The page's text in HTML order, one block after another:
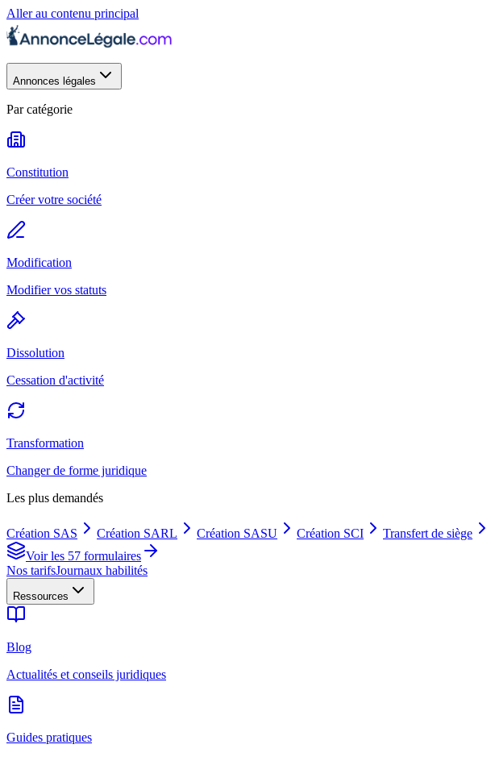
Aller au contenu principal
Annonces légales
Par catégorie
Constitution
Créer votre société
Modification
Modifier vos statuts
Dissolution
Cessation d'activité
Transformation
Changer de forme juridique
Les plus demandés
Création SAS Création SARL Création SASU Création SCI Transfert de siège
Voir les 57 formulaires
Nos tarifsJournaux habilités
Ressources
Blog
Actualités et conseils juridiques
Guides pratiques